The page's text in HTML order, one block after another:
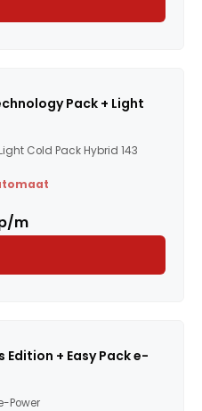
Pack + Light
Cold Pack Hybrid 143
m
Edition + Easy Pack e-
Power